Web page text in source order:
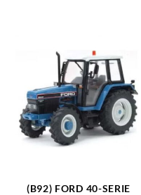
(B92) FORD 40-SERIE